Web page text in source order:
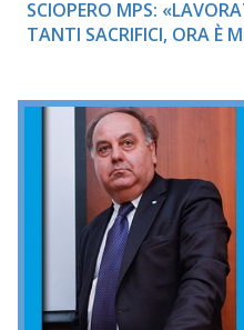
SCIOPERO MPS:
TANTI SACRIFICI, ORA È